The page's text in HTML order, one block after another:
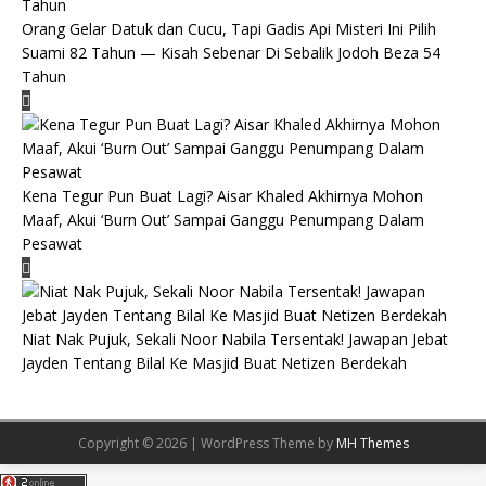
Orang Gelar Datuk dan Cucu, Tapi Gadis Api Misteri Ini Pilih
Suami 82 Tahun — Kisah Sebenar Di Sebalik Jodoh Beza 54
Tahun
Kena Tegur Pun Buat Lagi? Aisar Khaled Akhirnya Mohon
Maaf, Akui ‘Burn Out’ Sampai Ganggu Penumpang Dalam
Pesawat
Niat Nak Pujuk, Sekali Noor Nabila Tersentak! Jawapan Jebat
Jayden Tentang Bilal Ke Masjid Buat Netizen Berdekah
Copyright © 2026 | WordPress Theme by MH Themes